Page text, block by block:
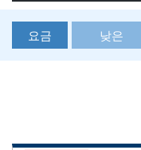
요금 낮은